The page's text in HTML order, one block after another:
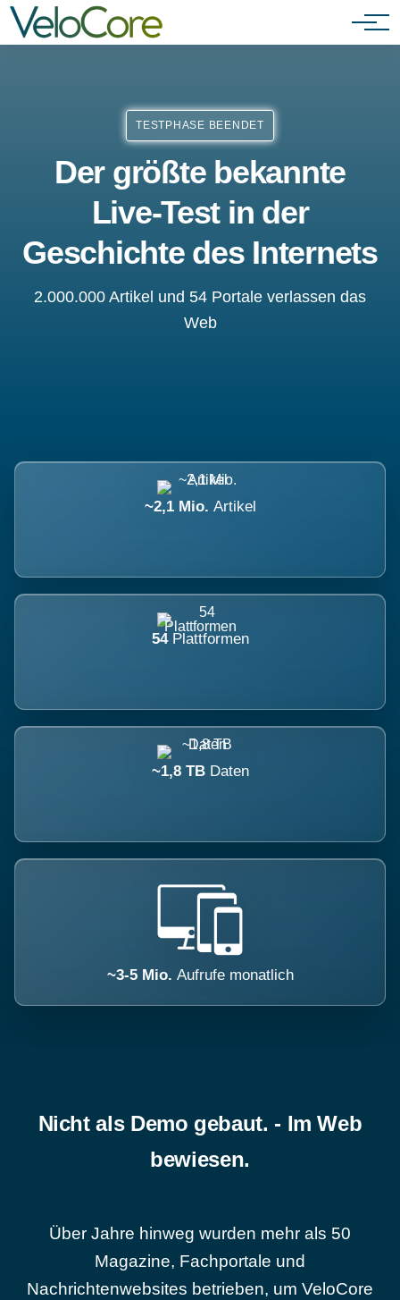
Agenturen & Webdesigner
TESTPHASE BEENDET
Der größte bekannte
Live-Test in der
Geschichte des Internets
2.000.000 Artikel und 54 Portale verlassen das
Web
~2,1 Mio. Artikel
54 Plattformen
~1,8 TB Daten
~3-5 Mio. Aufrufe monatlich
Nicht als Demo gebaut. - Im Web
bewiesen.
Über Jahre hinweg wurden mehr als 50
Magazine, Fachportale und
Nachrichtenwebsites betrieben, um VeloCore